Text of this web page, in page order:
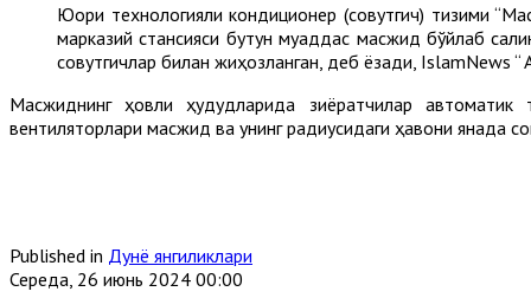
Юқори технологияли кондиционер (совутгич) тизими
марказий стансияси бутун муқаддас масжид бўйлаб
совутгичлар билан жиҳозланган, деб ёзади, IslamNews “
Масжиднинг ҳовли ҳудудларида зиёратчилар
вентиляторлари масжид ва унинг радиусидаги ҳавони янада
Published in Дунё янгиликлари
Середа, 26 июнь 2024 00:00